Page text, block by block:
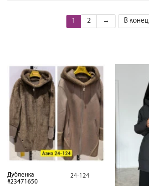
1 2 → В конец
Дубленка
#23471650
24-124